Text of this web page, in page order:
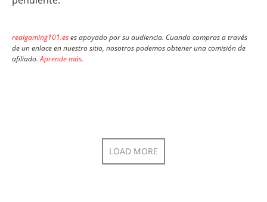
realgaming101.eses apoyado por su audiencia. Cuando compras a través
de un enlace en nuestro sitio, nosotros podemos obtener una comisión de
afiliado.Aprende más.
LOAD MORE